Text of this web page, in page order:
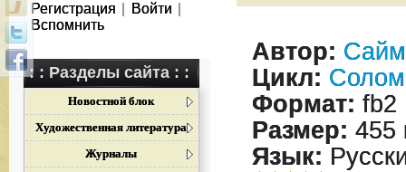
Регистрация Войти
Вспомнить
: : Разделы сайта : :
Новостной блок
Художественная литература
Журналы
Автор:
Цикл:
Формат: fb2
Размер: 455
Язык: